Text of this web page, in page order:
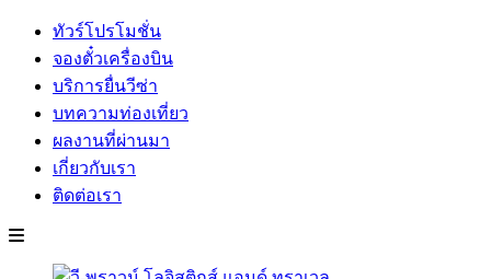
ทัวร์โปรโมชั่น
จองตั๋วเครื่องบิน
บริการยื่นวีซ่า
บทความท่องเที่ยว
ผลงานที่ผ่านมา
เกี่ยวกับเรา
ติดต่อเรา